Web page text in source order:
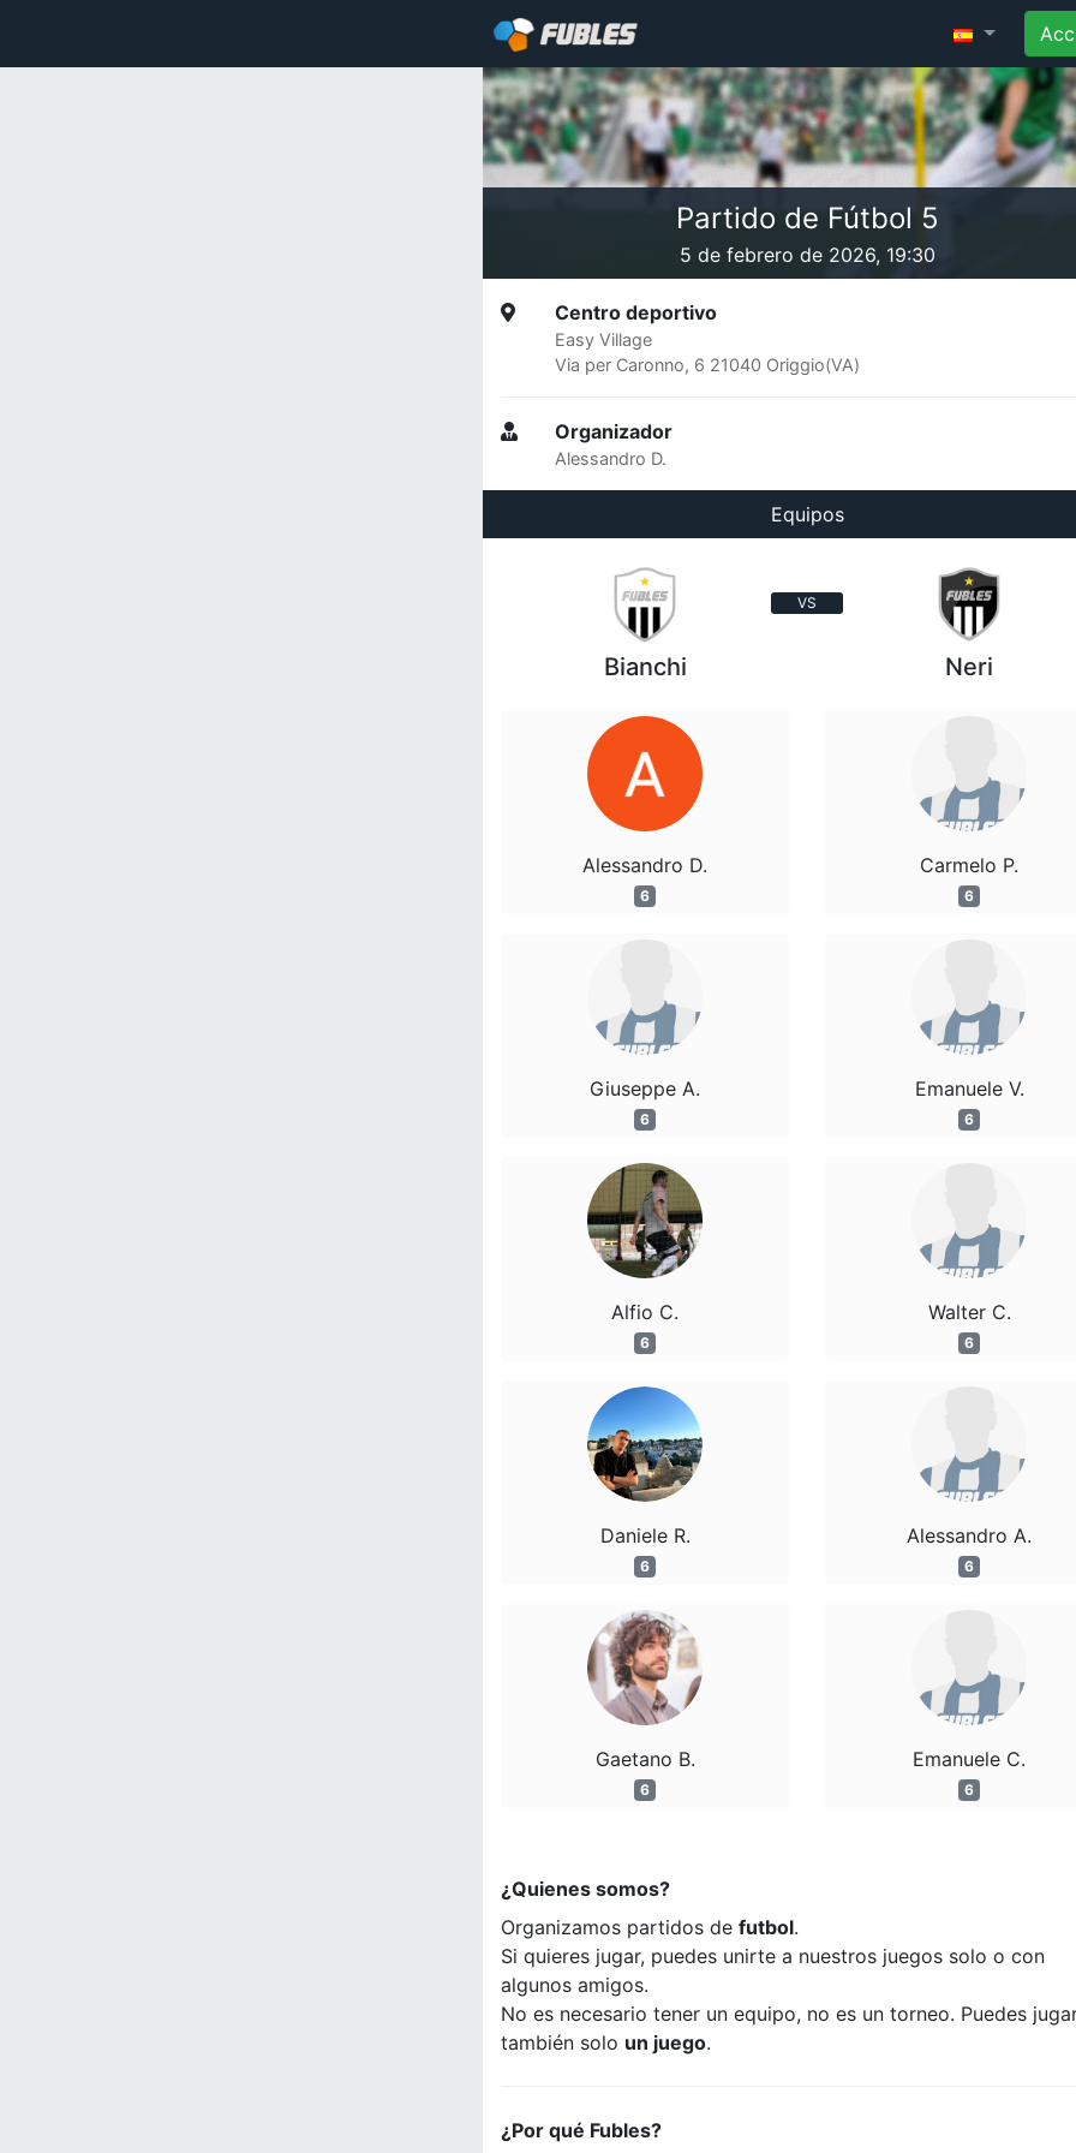
Partido de Fútbol 5
5 de febrero de 2026, 19:30
Centro deportivo
Easy Village
Via per Caronno, 6 21040 Origgio(VA)
Organizador
Alessandro D.
Equipos
VS
Bianchi
Alessandro D.
6
Giuseppe A.
6
Alfio C.
6
Daniele R.
6
Gaetano B.
6
Neri
Carmelo P.
6
Emanuele V.
6
Walter C.
6
Alessandro A.
6
Emanuele C.
6
¿Quienes somos?
Organizamos partidos de futbol.
Si quieres jugar, puedes unirte a nuestros juegos solo o con
algunos amigos.
No es necesario tener un equipo, no es un torneo. Puedes
también solo un juego.
¿Por qué Fubles?